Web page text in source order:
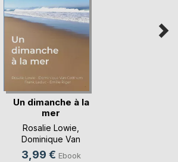
Un dimanche à la
mer
Rosalie Lowie
Dominique Van
Cotthem
3,99 € Ebook